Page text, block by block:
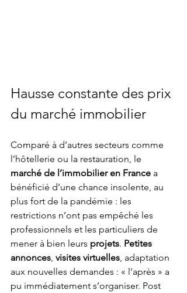
Hausse constante des prix
du marché immobilier
Comparé à d’autres secteurs comme
l’hôtellerie ou la restauration, le
marché de l’immobilier en France a
bénéficié d’une chance insolente, au
plus fort de la pandémie : les
restrictions n’ont pas empêché les
professionnels et les particuliers de
mener à bien leurs projets. Petites
annonces visites virtuelles , adaptation
aux nouvelles demandes : « l’après » a
pu immédiatement s’organiser. Post